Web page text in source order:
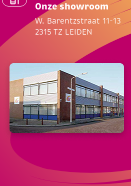
Onze showroom
W. Barentzstraat 11-13
2315 TZ LEIDEN